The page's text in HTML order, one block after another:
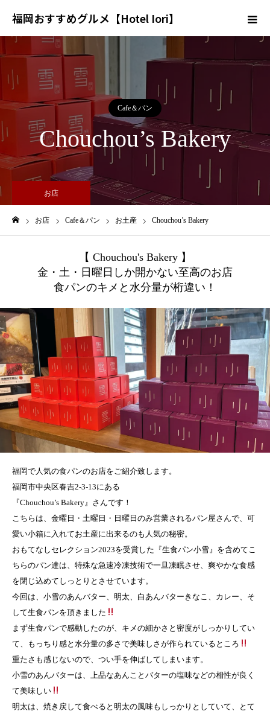
福岡おすすめグルメ【Hotel Iori】
Cafe＆パン
Chouchou’s Bakery
お店
お店 Cafe＆パン お土産 Chouchou’s Bakery
【 Chouchou's Bakery 】
金・土・日曜日しか開かない至高のお店
食パンのキメと水分量が桁違い！
福岡で人気の食パンのお店をご紹介致します。
福岡市中央区春吉2-3-13にある
『Chouchou’s Bakery』さんです！
こちらは、金曜日・土曜日・日曜日のみ営業されるパン屋さんで、可
愛い小箱に入れてお土産に出来るのも人気の秘密。
おもてなしセレクション2023を受賞した『生食パン小雪』を含めてこ
ちらのパン達は、特殊な急速冷凍技術で一旦凍眠させ、爽やかな食感
を閉じ込めてしっとりとさせています。
今回は、小雪のあんバター、明太、白あんバターきなこ、カレー、そ
して生食パンを頂きました
まず生食パンで感動したのが、キメの細かさと密度がしっかりしてい
て、もっちり感と水分量の多さで美味しさが作られているところ
重たさも感じないので、つい手を伸ばしてしまいます。
小雪のあんバターは、上品なあんことバターの塩味などの相性が良く
て美味しい
明太は、焼き戻して食べると明太の風味もしっかりとしていて、とて